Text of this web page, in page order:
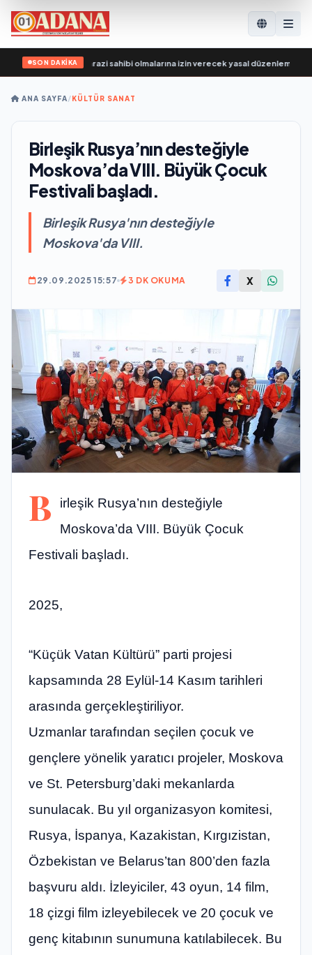
SON DAKİKAarazi sahibi olmalarına izin verecek yasal düzenlemeler
ANA SAYFA/KÜLTÜR SANAT
Birleşik Rusya’nın desteğiyle
Moskova’da VIII. Büyük Çocuk
Festivali başladı.
Birleşik Rusya'nın desteğiyle
Moskova'da VIII.
29.09.2025 15:57 3 DK OKUMA X
B
irleşik Rusya’nın desteğiyle
Moskova’da VIII. Büyük Çocuk
Festivali başladı.
2025,
“Küçük Vatan Kültürü” parti projesi
kapsamında 28 Eylül-14 Kasım tarihleri ​​
arasında gerçekleştiriliyor.
Uzmanlar tarafından seçilen çocuk ve
gençlere yönelik yaratıcı projeler, Moskova
ve St. Petersburg’daki mekanlarda
sunulacak. Bu yıl organizasyon komitesi,
Rusya, İspanya, Kazakistan, Kırgızistan,
Özbekistan ve Belarus’tan 800’den fazla
başvuru aldı. İzleyiciler, 43 oyun, 14 film,
18 çizgi film izleyebilecek ve 20 çocuk ve
genç kitabının sunumuna katılabilecek. Bu